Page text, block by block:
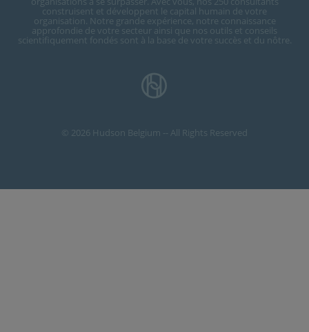
construisent et développent le capital humain de votre
organisation. Notre grande expérience, notre connaissance
approfondie de votre secteur ainsi que nos outils et conseils
scientifiquement fondés sont à la base de votre succès et du nôtre.
© 2026 Hudson Belgium -- All Rights Reserved